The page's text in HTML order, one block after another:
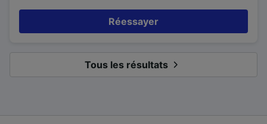
Réessayer
Tous les résultats